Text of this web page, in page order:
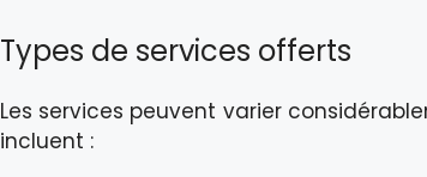
Types de services offerts
Les services peuvent varier
incluent :